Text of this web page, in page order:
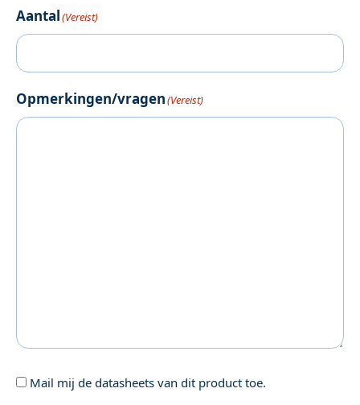
Aantal(Vereist)
Opmerkingen/vragen(Vereist)
Geen
Mail mij de datasheets van dit product toe.